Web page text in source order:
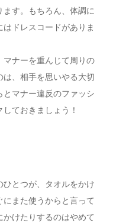
ます。もちろん、体調に
ドレスコードがありま
マナーを重んじて周りの
は、相手を思いやる大切
マナー違反のファッシ
ておきましょう！
とつが、タオルをかけ
また使うからと言って
けたりするのはやめて